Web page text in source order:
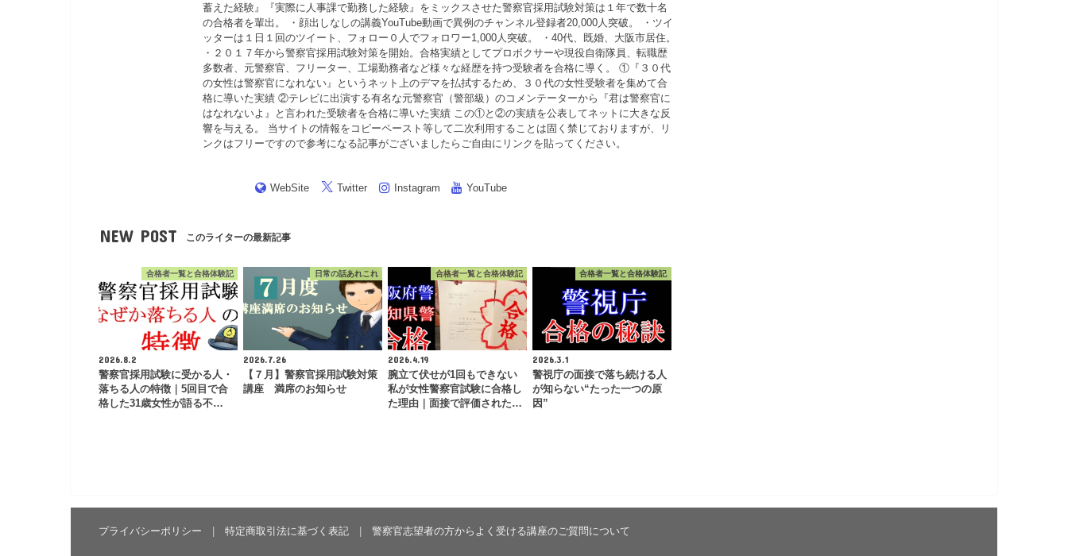
蓄えた経験』『実際に人事課で勤務した経験』をミックスさせた警察官採用試験対策は１年で数十名
の合格者を輩出。 ・顔出しなしの講義YouTube動画で異例のチャンネル登録者20,000人突破。 ・ツイ
ッターは１日１回のツイート、フォロー０人でフォロワー1,000人突破。 ・40代、既婚、大阪市居住。
・２０１７年から警察官採用試験対策を開始。合格実績としてプロボクサーや現役自衛隊員、転職歴
多数者、元警察官、フリーター、工場勤務者など様々な経歴を持つ受験者を合格に導く。 ①『３０代
の女性は警察官になれない』というネット上のデマを払拭するため、３０代の女性受験者を集めて合
格に導いた実績 ②テレビに出演する有名な元警察官（警部級）のコメンテーターから『君は警察官に
はなれないよ』と言われた受験者を合格に導いた実績 この①と②の実績を公表してネットに大きな反
響を与える。 当サイトの情報をコピーペースト等して二次利用することは固く禁じておりますが、リ
ンクはフリーですので参考になる記事がございましたらご自由にリンクを貼ってください。
WebSite Twitter Instagram YouTube
NEW POST このライターの最新記事
合格者一覧と合格体験記
2026.8.2
警察官採用試験に受かる人・
落ちる人の特徴｜5回目で合
格した31歳女性が語る不…
日常の話あれこれ
2026.7.26
【７月】警察官採用試験対策
講座 満席のお知らせ
合格者一覧と合格体験記
2026.4.19
腕立て伏せが1回もできない
私が女性警察官試験に合格し
た理由｜面接で評価された…
合格者一覧と合格体験記
2026.3.1
警視庁の面接で落ち続ける人
が知らない“たった一つの原
因”
プライバシーポリシー 特定商取引法に基づく表記 警察官志望者の方からよく受ける講座のご質問について